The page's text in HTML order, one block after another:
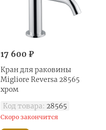
17 600 ₽
Кран для раковины
Migliore Reversa 28565
хром
Код товара: 28565
Скоро закончится